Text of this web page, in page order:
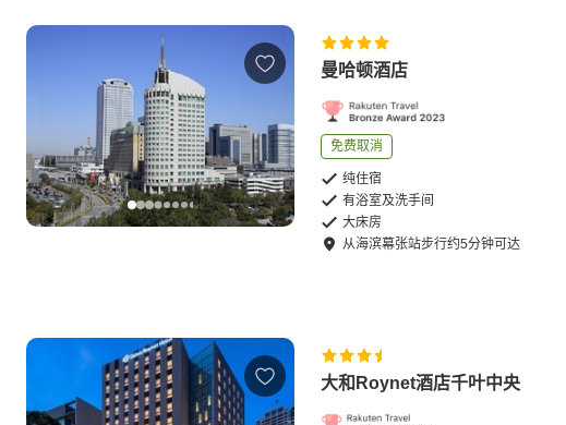
曼哈顿酒店
免费取消
纯住宿
有浴室及洗手间
大床房
从海滨幕张站步行约5分钟可达
大和Roynet酒店千叶中央